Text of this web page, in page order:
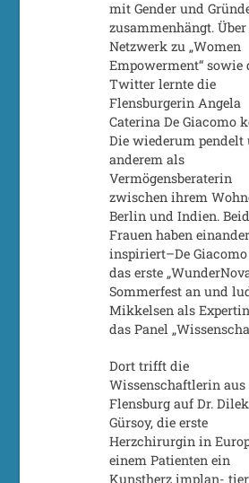
mit Gender und
zusammenhängt.
Netzwerk zu „Women
Empowerment“ sowie
Twitter lernte die
Flensburgerin Angela
Caterina De Giacomo
Die wiederum pendelt
anderem als
Vermögensberaterin
zwischen ihrem
Berlin und Indien.
Frauen haben einander
inspiriert–De
das erste
Sommerfest an und
Mikkelsen als
das Panel
Dort trifft die
Wissenschaftlerin aus
Flensburg auf Dr. Dilek
Gürsoy, die erste
Herzchirurgin in
einem Patienten ein
Kunstherz implan-